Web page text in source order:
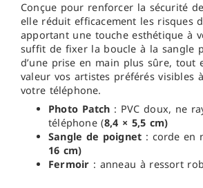
Conçue pour renforcer la sécurité
elle réduit efficacement les risques
apportant une touche esthétique à
suffit de fixer la boucle à la sangle
d’une prise en main plus sûre, tout
valeur vos artistes préférés visibles
votre téléphone.
Photo Patch : PVC doux, ne
téléphone (8,4 × 5,5 cm)
Sangle de poignet : corde en
16 cm)
Fermoir : anneau à ressort